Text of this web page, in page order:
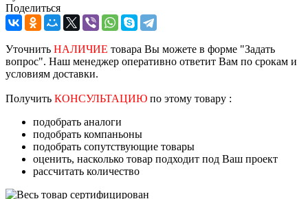
Поделиться
Уточнить НАЛИЧИЕ товара Вы можете в форме "Задать
вопрос". Наш менеджер оперативно ответит Вам по срокам и
условиям доставки.
Получить КОНСУЛЬТАЦИЮ по этому товару :
подобрать аналоги
подобрать компаньоны
подобрать сопутствующие товары
оценить, насколько товар подходит под Ваш проект
рассчитать количество